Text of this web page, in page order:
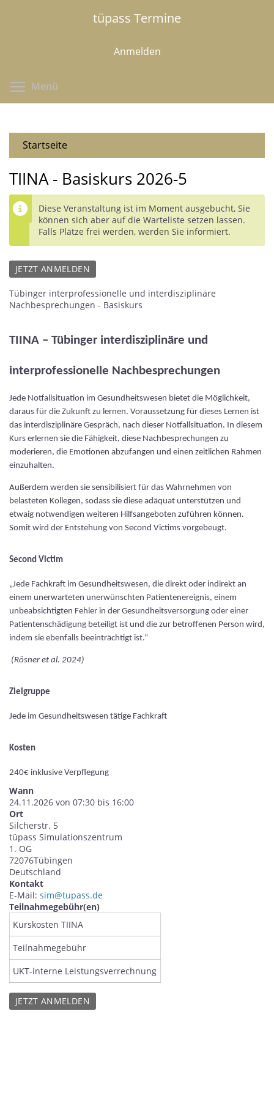
tüpass Termine
Anmelden
Menü
Startseite
TIINA - Basiskurs 2026-5
Diese Veranstaltung ist im Moment ausgebucht, Sie
können sich aber auf die Warteliste setzen lassen.
Falls Plätze frei werden, werden Sie informiert.
JETZT ANMELDEN
Tübinger interprofessionelle und interdisziplinäre
Nachbesprechungen - Basiskurs
TIINA – Tübinger interdisziplinäre und
interprofessionelle Nachbesprechungen
Jede Notfallsituation im Gesundheitswesen bietet die Möglichkeit,
daraus für die Zukunft zu lernen. Voraussetzung für dieses Lernen ist
das interdisziplinäre Gespräch, nach dieser Notfallsituation. In diesem
Kurs erlernen sie die Fähigkeit, diese Nachbesprechungen zu
moderieren, die Emotionen abzufangen und einen zeitlichen Rahmen
einzuhalten.
Außerdem werden sie sensibilisiert für das Wahrnehmen von
belasteten Kollegen, sodass sie diese adäquat unterstützen und
etwaig notwendigen weiteren Hilfsangeboten zuführen können.
Somit wird der Entstehung von Second Victims vorgebeugt.
Second Victim
„Jede Fachkraft im Gesundheitswesen, die direkt oder indirekt an
einem unerwarteten unerwünschten Patientenereignis, einem
unbeabsichtigten Fehler in der Gesundheitsversorgung oder einer
Patientenschädigung beteiligt ist und die zur betroffenen Person wird,
indem sie ebenfalls beeinträchtigt ist.“
(Rösner et al. 2024)
Zielgruppe
Jede im Gesundheitswesen tätige Fachkraft
Kosten
240€ inklusive Verpflegung
Wann
24.11.2026 von 07:30 bis 16:00
Ort
Silcherstr. 5
tüpass Simulationszentrum
1. OG
72076Tübingen
Deutschland
Kontakt
E-Mail: sim@tupass.de
Teilnahmegebühr(en)
Kurskosten TIINA
Teilnahmegebühr
UKT-interne Leistungsverrechnung
JETZT ANMELDEN